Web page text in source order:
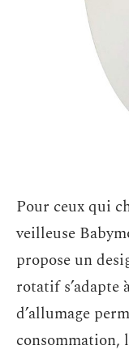
Pour ceux qui
veilleuse
propose un
rotatif s’adapte
d’allumage
consommation,